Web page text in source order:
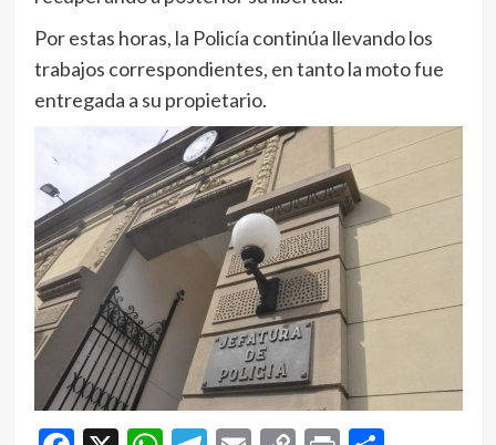
Por estas horas, la Policía continúa llevando los
trabajos correspondientes, en tanto la moto fue
entregada a su propietario.